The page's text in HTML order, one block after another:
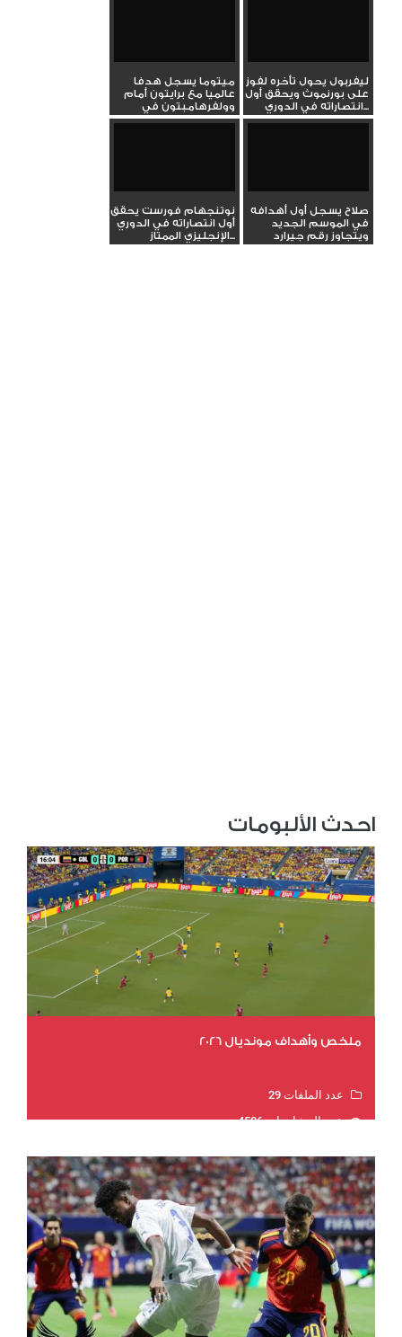
ليفربول يحول تأخره لفوز
على بورنموث ويحقق أول
انتصاراته في الدوري...
ميتوما يسجل هدفا
عالميا مع برايتون أمام
وولفرهامبتون في
الدوري...
صلاح يسجل أول أهدافه
في الموسم الجديد
ويتجاوز رقم جيرارد
نوتنجهام فورست يحقق
أول انتصاراته في الدوري
الإنجليزي الممتاز...
احدث الألبومات
ملخص وأهداف مونديال 2026
عدد الملفات 29
عدد المشاهدات 4506